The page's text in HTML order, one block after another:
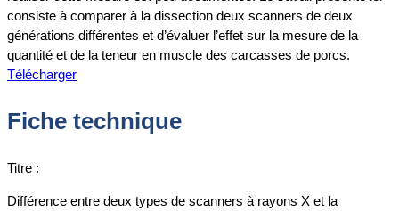
consiste à comparer à la dissection deux scanners de deux
générations différentes et d’évaluer l’effet sur la mesure de la
quantité et de la teneur en muscle des carcasses de porcs.
Télécharger
Fiche technique
Titre :
Différence entre deux types de scanners à rayons X et la